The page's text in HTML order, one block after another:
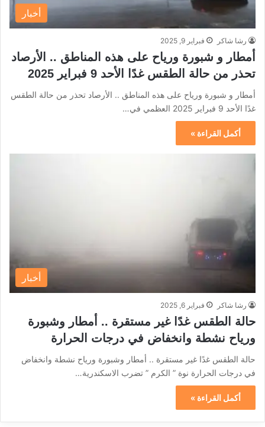
أخبار
رشا شاكر فبراير 9, 2025
أمطار و شبورة ورياح على هذه المناطق .. الأرصاد
تحذر من حالة الطقس غدًا الأحد 9 فبراير 2025
أمطار و شبورة ورياح على هذه المناطق .. الأرصاد تحذر من حالة الطقس
غدًا الأحد 9 فبراير 2025 العظمي في…
أكمل القراءة »
أخبار
رشا شاكر فبراير 6, 2025
حالة الطقس غدًا غير مستقرة .. أمطار وشبورة
ورياح نشطة وانخفاض في درجات الحرارة
حالة الطقس غدًا غير مستقرة .. أمطار وشبورة ورياح نشطة وانخفاض
في درجات الحرارة نوة ” الكرم ” تضرب الاسكندرية…
أكمل القراءة »